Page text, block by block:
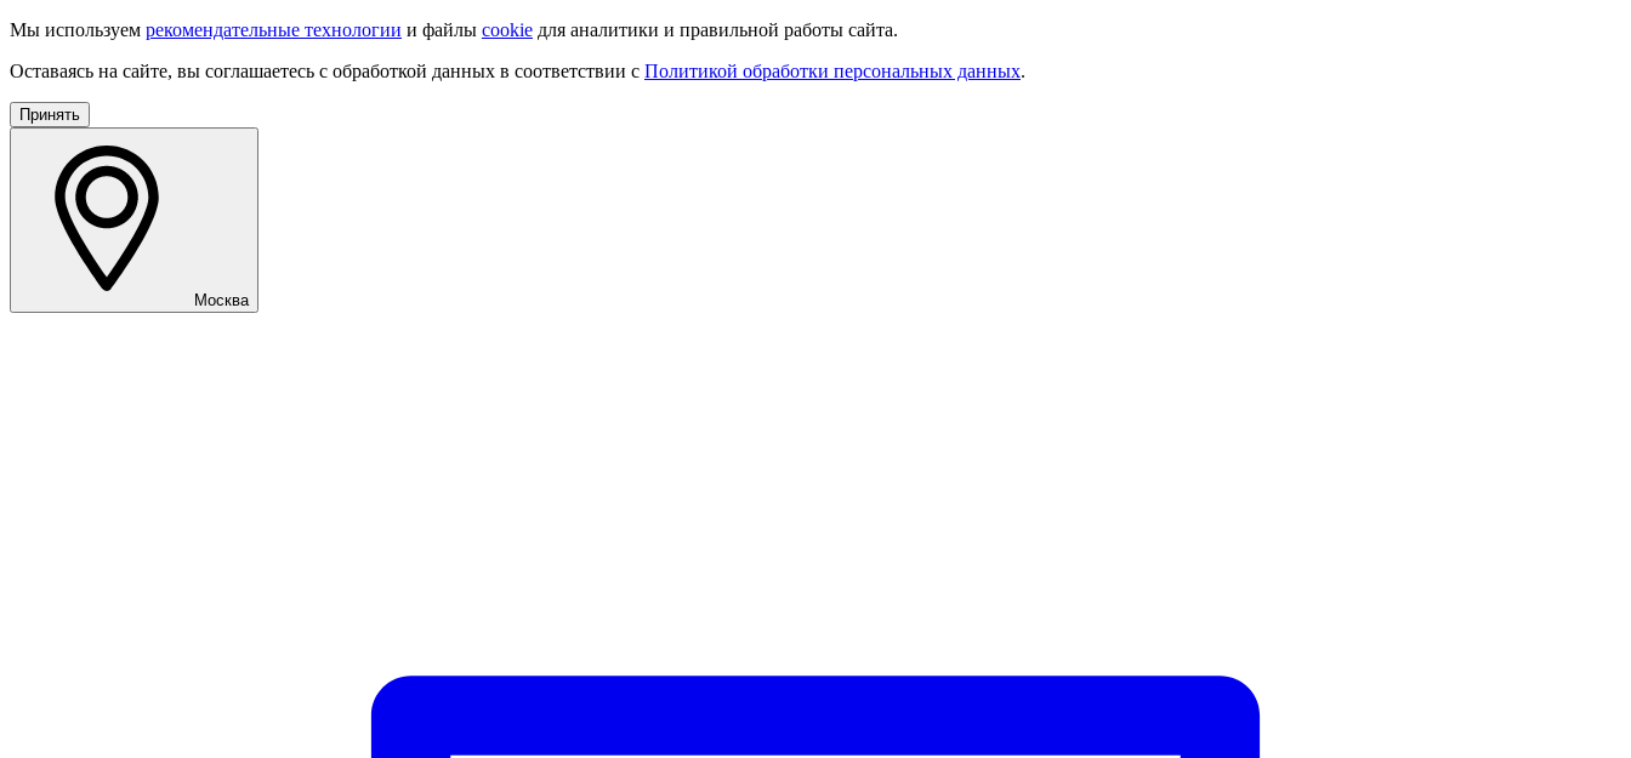
Мы используем рекомендательные технологии и файлы cookie для аналитики и правильной работы сайта.
Оставаясь на сайте, вы соглашаетесь с обработкой данных в соответствии с Политикой обработки персональных данных.
Принять
Москва